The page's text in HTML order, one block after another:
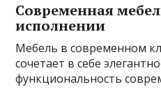
Современная
исполнении
Мебель в современном
сочетает в себе
функциональность